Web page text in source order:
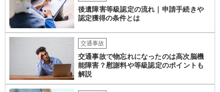
後遺障害等級認定の流れ｜申請手続きや
認定獲得の条件とは
交通事故
交通事故で物忘れになったのは高次脳機
能障害？慰謝料や等級認定のポイントも
解説